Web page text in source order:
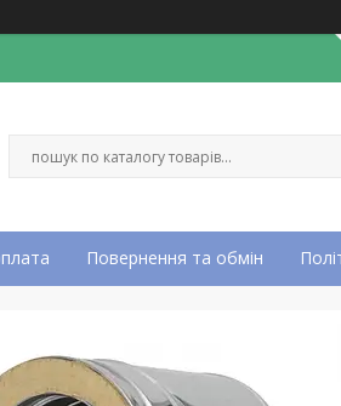
Повернення та обмін